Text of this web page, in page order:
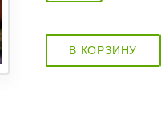
В КОРЗИНУ